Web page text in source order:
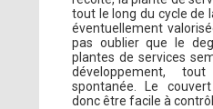
tout le long du cycle de
éventuellement
pas oublier que le
plantes de services
développement,
spontanée. Le
donc être facile à